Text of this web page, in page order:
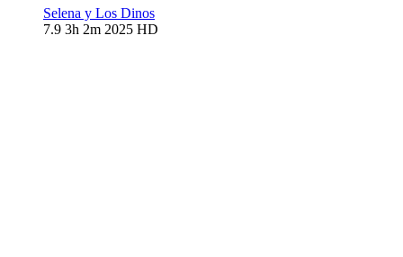
Selena y Los Dinos
7.9 3h 2m 2025 HD